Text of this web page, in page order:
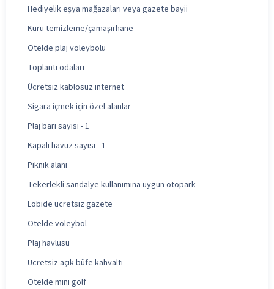
Hediyelik eşya mağazaları veya gazete bayii
Kuru temizleme/çamaşırhane
Otelde plaj voleybolu
Toplantı odaları
Ücretsiz kablosuz internet
Sigara içmek için özel alanlar
Plaj barı sayısı - 1
Kapalı havuz sayısı - 1
Piknik alanı
Tekerlekli sandalye kullanımına uygun otopark
Lobide ücretsiz gazete
Otelde voleybol
Plaj havlusu
Ücretsiz açık büfe kahvaltı
Otelde mini golf